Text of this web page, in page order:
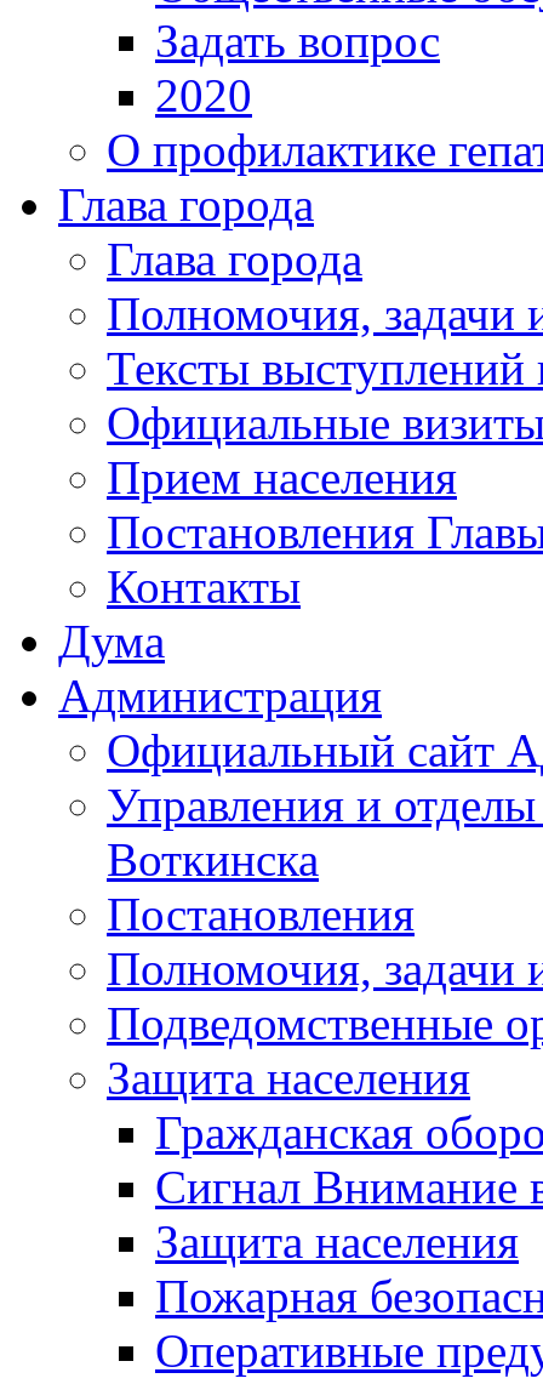
Задать вопрос
2020
О профилактике
Глава города
Глава города
Полномочия, задачи
Тексты выступлений
Официальные
Прием населения
Постановления
Контакты
Дума
Администрация
Официальный сайт
Управления и
Воткинска
Постановления
Полномочия, задачи
Подведомственные
Защита населения
Гражданская
Сигнал Внимание
Защита населения
Пожарная
Оперативные